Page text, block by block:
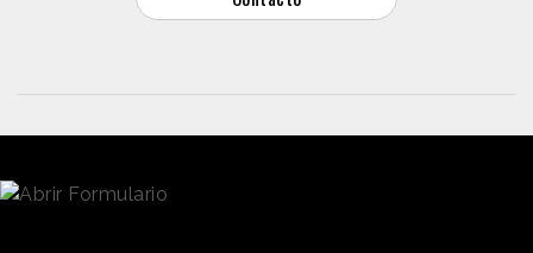
Dirección: Calle Antonio Pirala 29. Madrid, 28017